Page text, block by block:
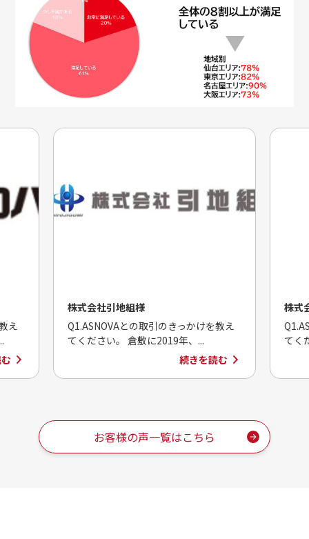
え
株式会社引地組様
Q1.ASNOVAとの取引のきっかけを教え
てください。 倉敷に2019年、...
続きを読む
株式
てく
お客様の声一覧はこちら